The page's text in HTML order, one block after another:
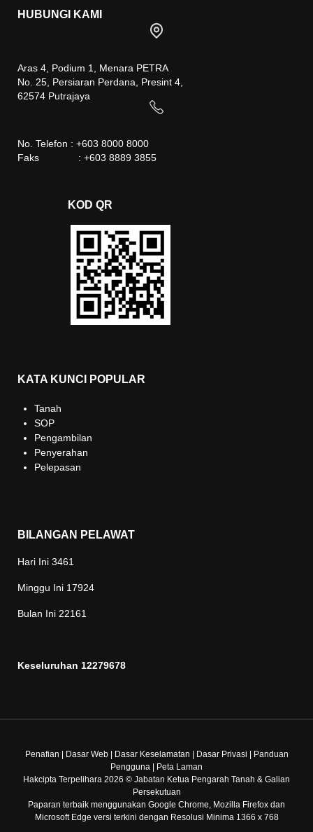
HUBUNGI KAMI
Aras 4, Podium 1, Menara PETRA
No. 25, Persiaran Perdana, Presint 4,
62574 Putrajaya
No. Telefon : +603 8000 8000
Faks : +603 8889 3855
KOD QR
KATA KUNCI POPULAR
Tanah
SOP
Pengambilan
Penyerahan
Pelepasan
BILANGAN PELAWAT
Hari Ini 3461
Minggu Ini 17924
Bulan Ini 22161
Keseluruhan 12279678
Penafian Dasar Web| Dasar Keselamatan Dasar Privasi
Panduan
Pengguna
Peta Laman
Hakcipta Terpelihara 2026 © Jabatan Ketua Pengarah Tanah & Galian
Persekutuan
Paparan terbaik menggunakan Google Chrome, Mozilla Firefox dan
Microsoft Edge versi terkini dengan Resolusi Minima 1366 x 768